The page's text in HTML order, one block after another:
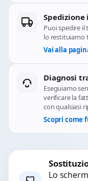
Puoi spedire il
lo restituiamo
Vai alla
Diagnosi
Eseguiamo
verificare la
con qualsiasi
Scopri come
Lo